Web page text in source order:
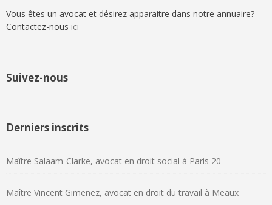
Vous êtes un avocat et désirez apparaitre dans notre annuaire?
Contactez-nous ici
Suivez-nous
Derniers inscrits
Maître Salaam-Clarke, avocat en droit social à Paris 20
Maître Vincent Gimenez, avocat en droit du travail à Meaux